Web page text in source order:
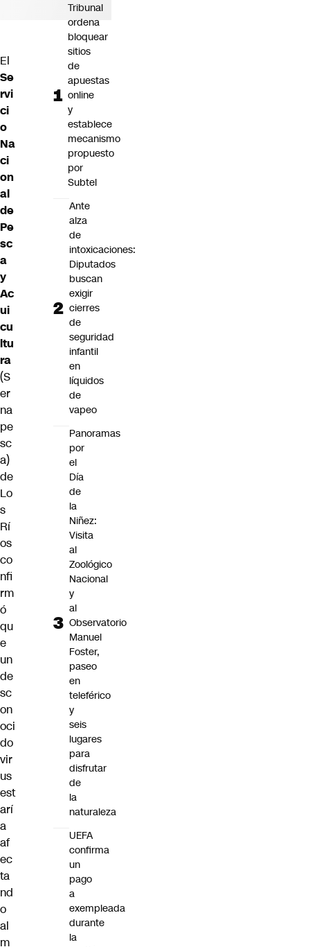
El
Se
rvi
ci
o
Na
ci
on
al
de
Pe
sc
a
y
Ac
ui
cu
ltu
ra
(S
er
na
pe
sc
a)
de
Lo
s
Rí
os
co
nfi
rm
ó
qu
e
un
de
sc
on
oci
do
vir
us
est
arí
a
af
ec
ta
nd
o
al
m
Tribunal
ordena
bloquear
sitios
de
apuestas
online
y
establece
mecanismo
propuesto
por
Subtel
Ante
alza
de
intoxicaciones:
Diputados
buscan
exigir
cierres
de
seguridad
infantil
en
líquidos
de
vapeo
Panoramas
por
el
Día
de
la
Niñez:
Visita
al
Zoológico
Nacional
y
al
Observatorio
Manuel
Foster,
paseo
en
teleférico
y
seis
lugares
para
disfrutar
de
la
naturaleza
UEFA
confirma
un
pago
a
exempleada
durante
la